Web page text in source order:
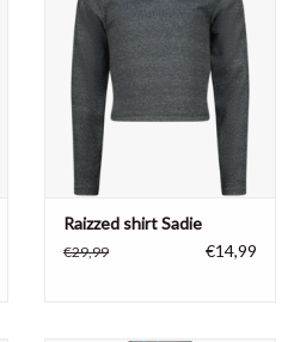
Raizzed shirt Sadie
€29,99 €14,99